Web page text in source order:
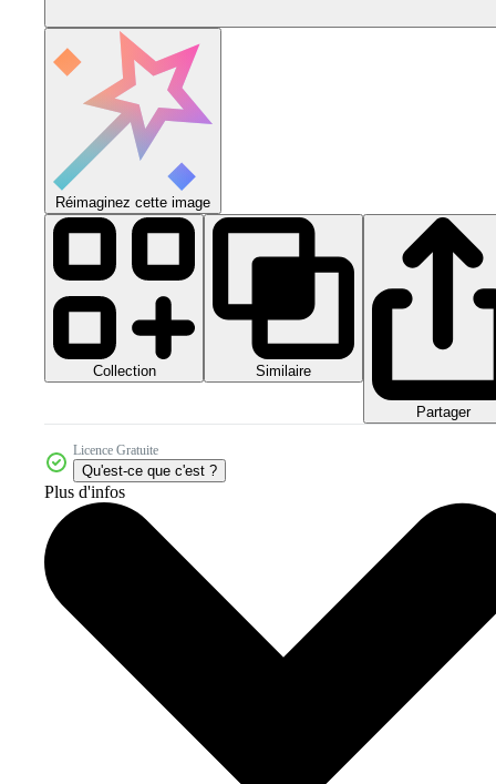
Réimaginez cette image
Collection Similaire
Partager
Licence Gratuite
Qu'est-ce que c'est ?
Plus d'infos